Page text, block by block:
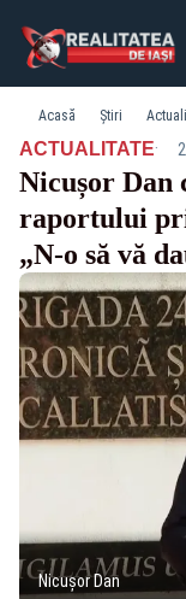
Acasă Știri
ACTUALITATE·
Nicușor
raportului
„N-o să vă
Nicușor Dan